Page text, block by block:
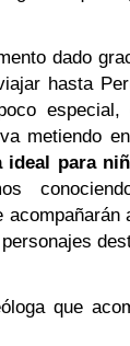
dado
hasta
metiendo
ideal para
que